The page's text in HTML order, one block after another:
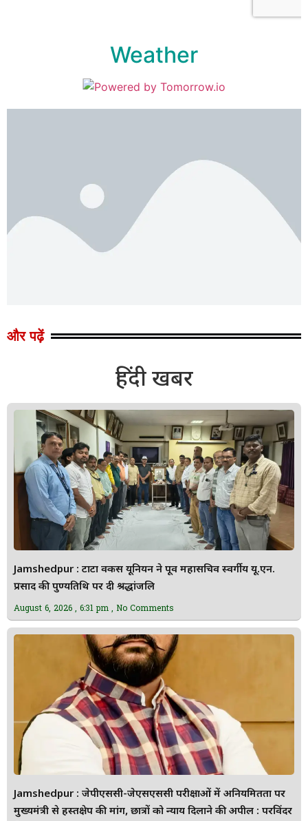
Weather
और पढ़ें
हिंदी खबर
Jamshedpur : टाटा वर्कर्स यूनियन ने पूर्व महासचिव स्वर्गीय यू.एन.
प्रसाद की पुण्यतिथि पर दी श्रद्धांजलि
August 6, 2026 6:31 pm No Comments
Jamshedpur : जेपीएससी-जेएसएससी परीक्षाओं में अनियमितता पर
मुख्यमंत्री से हस्तक्षेप की मांग, छात्रों को न्याय दिलाने की अपील : परविंदर